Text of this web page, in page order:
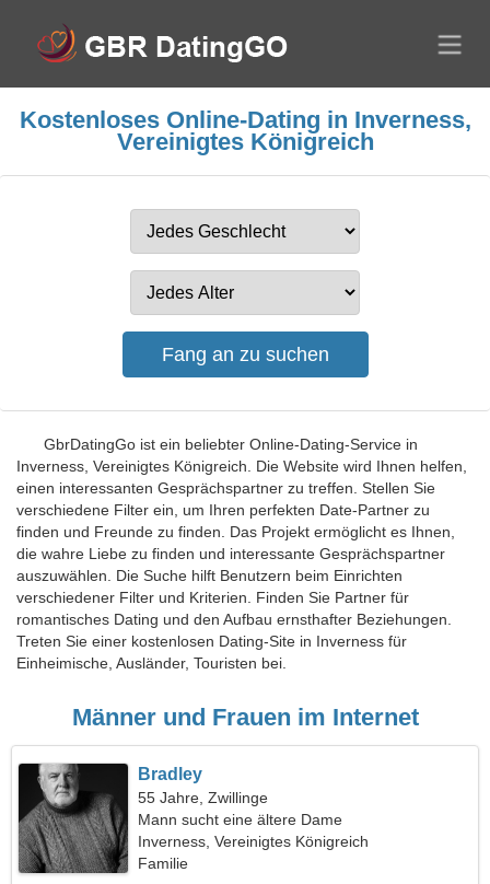
Kostenloses Online-Dating in Inverness,
Vereinigtes Königreich
GbrDatingGo ist ein beliebter Online-Dating-Service in
Inverness, Vereinigtes Königreich. Die Website wird Ihnen helfen,
einen interessanten Gesprächspartner zu treffen. Stellen Sie
verschiedene Filter ein, um Ihren perfekten Date-Partner zu
finden und Freunde zu finden. Das Projekt ermöglicht es Ihnen,
die wahre Liebe zu finden und interessante Gesprächspartner
auszuwählen. Die Suche hilft Benutzern beim Einrichten
verschiedener Filter und Kriterien. Finden Sie Partner für
romantisches Dating und den Aufbau ernsthafter Beziehungen.
Treten Sie einer kostenlosen Dating-Site in Inverness für
Einheimische, Ausländer, Touristen bei.
Männer und Frauen im Internet
Bradley
55 Jahre, Zwillinge
Mann sucht eine ältere Dame
Inverness, Vereinigtes Königreich
Familie